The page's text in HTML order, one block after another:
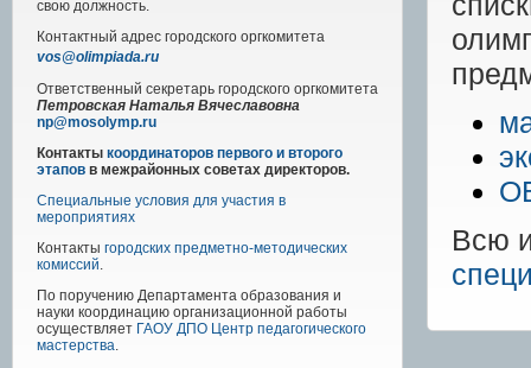
свою должность.
Контактный адрес городского оргкомитета
vos@olimpiada.ru
Ответственный секретарь городского оргкомитета
Петровская Наталья Вячеславовна
np@mosolymp.ru
Контакты координаторов первого и второго
этапов в межрайонных советах директоров.
Специальные условия для участия в
мероприятиях
Контакты городских предметно-методических
комиссий.
По поручению Департамента образования и
науки координацию организационной работы
осуществляет ГАОУ ДПО Центр педагогического
мастерства.
Всю